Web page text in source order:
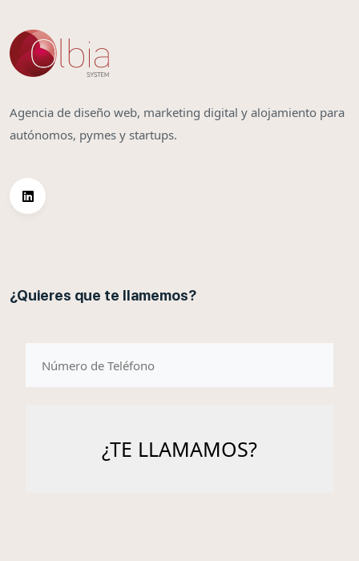
Agencia de diseño web, marketing digital y alojamiento para
autónomos, pymes y startups.
¿Quieres que te llamemos?